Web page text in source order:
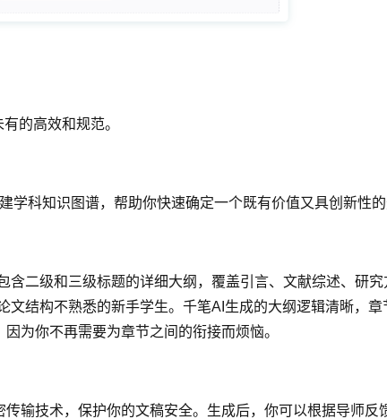
的高效和规范。
科知识图谱，帮助你快速确定一个既有价值又具创新性的
二级和三级标题的详细大纲，覆盖引言、文献综述、研
结构不熟悉的新手学生。千笔AI生成的大纲逻辑清晰，
为你不再需要为章节之间的衔接而烦恼。
输技术，保护你的文稿安全。生成后，你可以根据导师反